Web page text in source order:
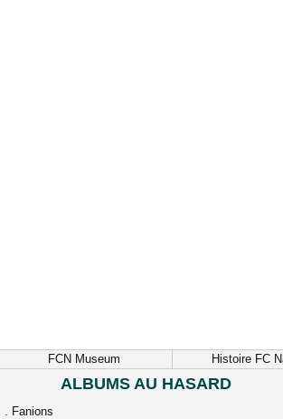
FCN Museum Histoire FC
ALBUMS AU HASARD
. Fanions